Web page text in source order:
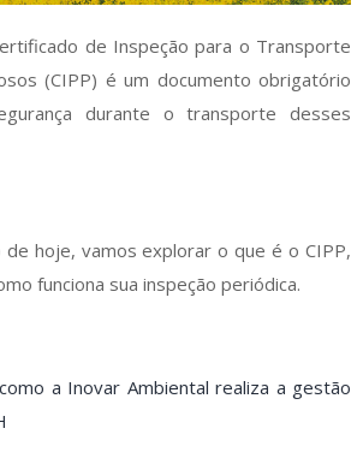
de Inspeção para o Transporte
(CIPP) é um documento obrigatório
durante o transporte desses
de hoje, vamos explorar o que é o CIPP,
funciona sua inspeção periódica.
a Inovar Ambiental realiza a gestão